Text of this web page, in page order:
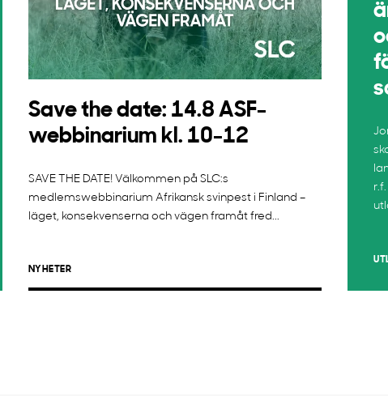
Save the date: 14.8 ASF-
webbinarium kl. 10-12
SAVE THE DATE! Välkommen på SLC:s
medlemswebbinarium Afrikansk svinpest i Finland –
läget, konsekvenserna och vägen framåt fred...
NYHETER